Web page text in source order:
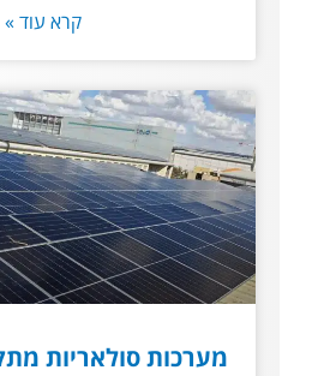
קרא עוד »
מערכות סולאריות